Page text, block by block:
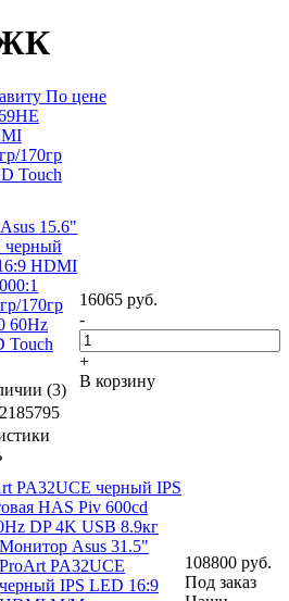
По цене
170гр
Touch
15.6"
черный
HDMI
170гр
60Hz
Touch
(3)
2185795
16065 руб.
-
+
В корзину
PA32UCE черный IPS
HAS Piv 600cd
DP 4K USB 8.9кг
Монитор Asus 31.5"
ProArt PA32UCE
черный IPS LED 16:9
108800 руб.
Под заказ